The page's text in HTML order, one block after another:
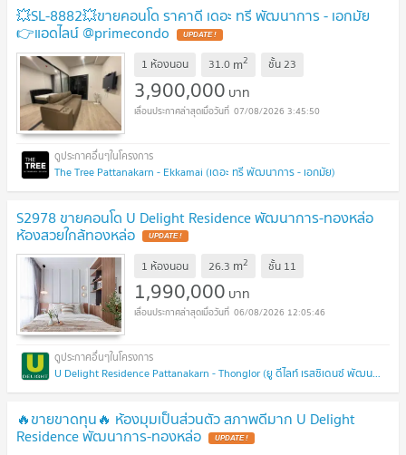
💥SL-8882💥ขายคอนโด ราคาดี เดอะ ทรี พัฒนาการ - เอกมัย
👉แอดไลน์ @primecondo UPDATE !
1 ห้องนอน 31.0 m2 ชั้น23
3,900,000 บาท
07/08/2026 3:45:50
The Tree Pattanakarn - Ekkamai (เดอะ ทรี พัฒนาการ - เอกมัย)
S2978 ขายคอนโด U Delight Residence พัฒนาการ-ทองหล่อ
ห้องสวยใกล้ทองหล่อ UPDATE !
1 ห้องนอน 26.3 m2 ชั้น 11
1,990,000 บาท
06/08/2026 12:05:46
U Delight Residence Pattanakarn - Thonglor (ยู ดีไลท์ เรสซิเดนซ์ พัฒนาการ - ทองหล่อ)
🔥ขายขาดทุน🔥 ห้องมุมเป็นส่วนตัว สภาพดีมาก U Delight
Residence พัฒนาการ-ทองหล่อ UPDATE !